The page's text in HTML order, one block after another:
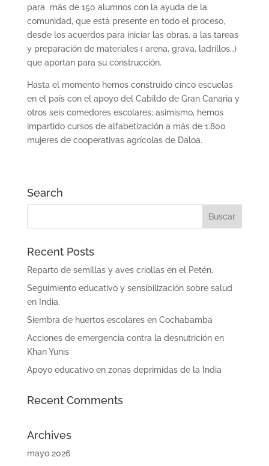
para más de 150 alumnos con la ayuda de la
comunidad, que está presente en todo el proceso,
desde los acuerdos para iniciar las obras, a las tareas
y preparación de materiales ( arena, grava, ladrillos…)
que aportan para su construcción.
Hasta el momento hemos construido cinco escuelas
en el país con el apoyo del Cabildo de Gran Canaria y
otros seis comedores escolares; asimismo, hemos
impartido cursos de alfabetización a más de 1.800
mujeres de cooperativas agrícolas de Daloa.
Search
Recent Posts
Reparto de semillas y aves criollas en el Petén.
Seguimiento educativo y sensibilización sobre salud
en India.
Siembra de huertos escolares en Cochabamba
Acciones de emergencia contra la desnutrición en
Khan Yunis
Apoyo educativo en zonas deprimidas de la India
Recent Comments
Archives
mayo 2026